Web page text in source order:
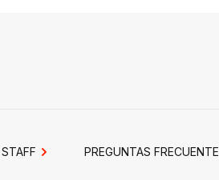
STAFF PREGUNTAS